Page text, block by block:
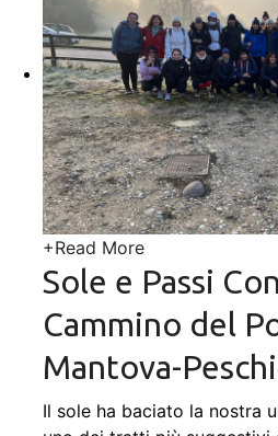
+Read More
Sole e Passi
Cammino del
Mantova-
Il sole ha baciato la nostra